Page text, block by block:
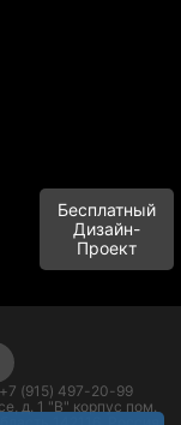
Бесплатный
Дизайн-
Проект
(915) 497-20-99
д. 1 "В" корпус пом.